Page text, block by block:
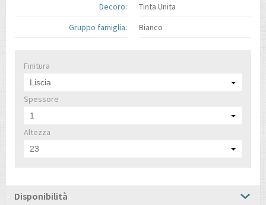
Decoro:
Gruppo famiglia:
Tinta Unita
Bianco
Finitura
Liscia
Spessore
1
Altezza
23
Disponibilità